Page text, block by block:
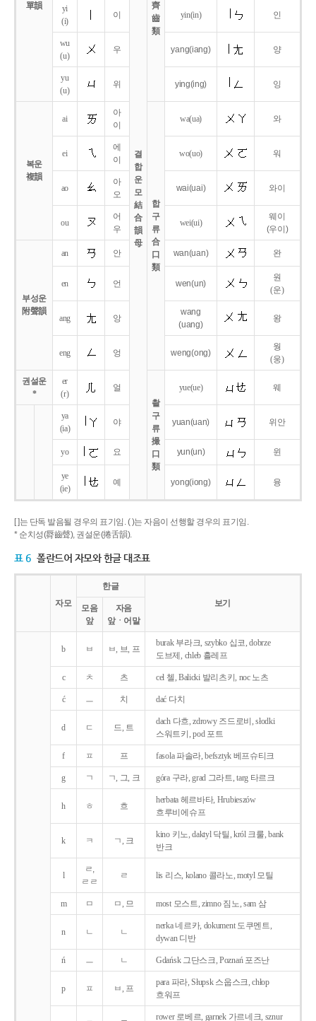
單韻
결
합
운
모
結
合
韻
母
齊
齒
類
yi
(i)
이 yin(in) 인
wu
(u)
우 yang(iang) 양
yu
(u)
위 ying(ing) 잉
복운
複韻
ai
아
이
합
구
류
合
口
類
wa(ua) 와
ei
에
이
wo(uo) 워
ao
아
오
wai(uai) 와이
ou
어
우
wei(ui)
웨이
(우이)
부성운
附聲韻
an 안 wan(uan) 완
en 언 wen(un)
원
(운)
ang 앙
wang
(uang)
왕
eng 엉 weng(ong)
웡
(웅)
권설운
*
er
(r)
얼
촬
구
류
撮
口
類
yue(ue) 웨
ya
(ia)
야 yuan(uan) 위안
yo 요 yun(un) 윈
ye
(ie)
예 yong(iong) 융
[ ]는 단독 발음될 경우의 표기임. ( )는 자음이 선행할 경우의 표기임.
* 순치성(脣齒聲), 권설운(捲舌韻).
표 6 폴란드어 자모와 한글 대조표
자모
한글
보기
모음
앞
자음
앞ㆍ어말
b ㅂ ㅂ, 브, 프
burak 부라크, szybko 십코, dobrze
도브제, chleb 흘레프
c ㅊ 츠 cel 첼, Balicki 발리츠키, noc 노츠
ć ㅡ 치 dać 다치
d ㄷ 드, 트
dach 다흐, zdrowy 즈드로비, słodki
스워트키, pod 포트
f ㅍ 프 fasola 파솔라, befsztyk 베프슈티크
g ㄱ ㄱ, 그, 크 góra 구라, grad 그라트, targ 타르크
h ㅎ 흐
herbata 헤르바타, Hrubieszów
흐루비에슈프
k ㅋ ㄱ, 크
kino 키노, daktyl 닥틸, król 크룰, bank
반크
l
ㄹ,
ㄹㄹ
ㄹ lis 리스, kolano 콜라노, motyl 모틸
m ㅁ ㅁ, 므 most 모스트, zimno 짐노, sam 삼
n ㄴ ㄴ
nerka 네르카, dokument 도쿠멘트,
dywan 디반
ń ㅡ ㄴ Gdańsk 그단스크, Poznań 포즈난
p ㅍ ㅂ, 프
para 파라, Słupsk 스웁스크, chłop
흐워프
rower 로베르, garnek 가르네크, sznur